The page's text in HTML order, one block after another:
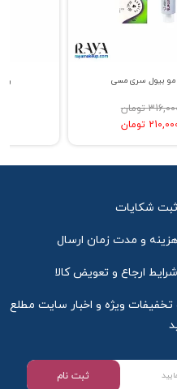
رنگ مو بیول سری مسی
316,000 تومان
210,000 تومان
ثبت شکایات
هزینه و مدت زمان ارسال
شرایط ارجاع و تعویض کالا
تخفیفات ویژه و اخبار سایت مطلع
ثبت نام